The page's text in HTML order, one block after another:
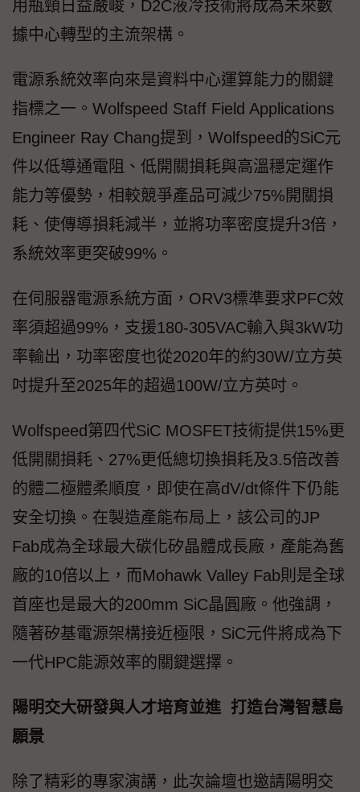
用瓶頸日益嚴峻，D2C液冷技術將成為未來數
據中心轉型的主流架構。
電源系統效率向來是資料中心運算能力的關鍵
指標之一。Wolfspeed Staff Field Applications
Engineer Ray Chang提到，Wolfspeed的SiC元
件以低導通電阻、低開關損耗與高溫穩定運作
能力等優勢，相較競爭產品可減少75%開關損
耗、使傳導損耗減半，並將功率密度提升3倍，
系統效率更突破99%。
在伺服器電源系統方面，ORV3標準要求PFC效
率須超過99%，支援180-305VAC輸入與3kW功
率輸出，功率密度也從2020年的約30W/立方英
吋提升至2025年的超過100W/立方英吋。
Wolfspeed第四代SiC MOSFET技術提供15%更
低開關損耗、27%更低總切換損耗及3.5倍改善
的體二極體柔順度，即使在高dV/dt條件下仍能
安全切換。在製造產能布局上，該公司的JP
Fab成為全球最大碳化矽晶體成長廠，產能為舊
廠的10倍以上，而Mohawk Valley Fab則是全球
首座也是最大的200mm SiC晶圓廠。他強調，
隨著矽基電源架構接近極限，SiC元件將成為下
一代HPC能源效率的關鍵選擇。
陽明交大研發與人才培育並進 打造台灣智慧島
願景
除了精彩的專家演講，此次論壇也邀請陽明交